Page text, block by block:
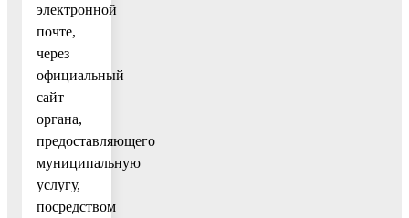
электронной
почте,
через
официальный
сайт
органа,
предоставляющего
муниципальную
услугу,
посредством